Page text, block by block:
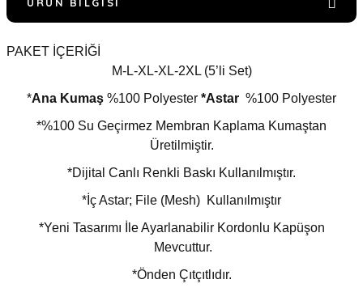
PAKET İÇERİĞİ
M-L-XL-XL-2XL (5’li Set)
*Ana Kumaş %100 Polyester *Astar %100 Polyester
*%100 Su Geçirmez Membran Kaplama Kumaştan
Üretilmiştir.
*Dijital Canlı Renkli Baskı Kullanılmıştır.
*İç Astar; File (Mesh) Kullanılmıştır
*Yeni Tasarımı İle Ayarlanabilir Kordonlu Kapüşon
Mevcuttur.
*Önden Çıtçıtlıdır.